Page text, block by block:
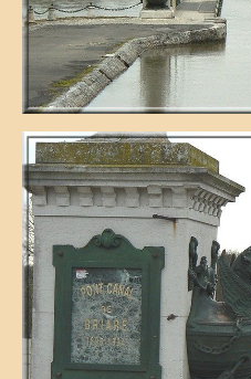
Archives
Liens Favoris
Amis Blogueurs
La vie est belle en
Partir sur la route
virées en
la grande
25 ans de voyage